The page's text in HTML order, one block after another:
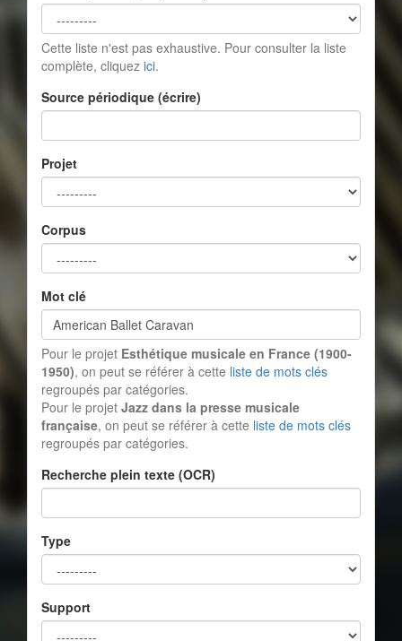
Cette liste n'est pas exhaustive. Pour consulter la liste
complète, cliquez ici.
Source périodique (écrire)
Projet
Corpus
Mot clé
Pour le projet Esthétique musicale en France (1900-
1950), on peut se référer à cette liste de mots clés
regroupés par catégories.
Pour le projet Jazz dans la presse musicale
française, on peut se référer à cette liste de mots clés
regroupés par catégories.
Recherche plein texte (OCR)
Type
Support